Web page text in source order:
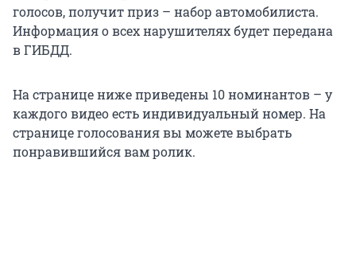
голосов, получит приз – набор автомобилиста.
Информация о всех нарушителях будет передана
в ГИБДД.
На странице ниже приведены 10 номинантов – у
каждого видео есть индивидуальный номер. На
странице голосования вы можете выбрать
понравившийся вам ролик.